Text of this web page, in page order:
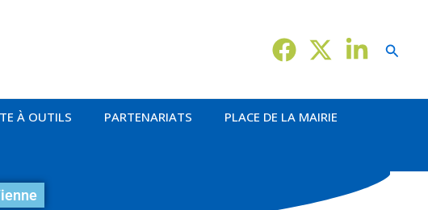
À OUTILS PARTENARIATS PLACE DE LA MAIRIE